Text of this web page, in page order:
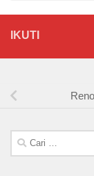
IKUTI
Cari
untuk: